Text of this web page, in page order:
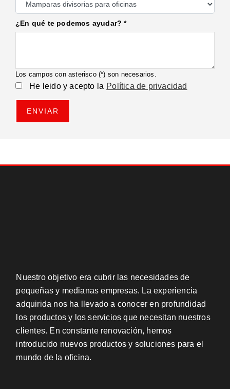
¿En qué te podemos ayudar? *
Los campos con asterisco (*) son necesarios.
He leido y acepto la Política de privacidad
ENVIAR
Nuestro objetivo era cubrir las necesidades de
pequeñas y medianas empresas. La experiencia
adquirida nos ha llevado a conocer en profundidad
los productos y los servicios que necesitan nuestros
clientes. En constante renovación, hemos
introducido nuevos productos y soluciones para el
mundo de la oficina.